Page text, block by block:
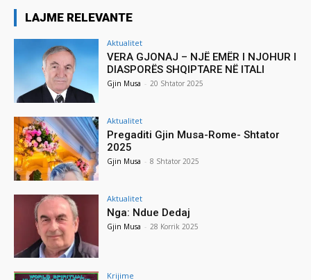
LAJME RELEVANTE
Aktualitet
VERA GJONAJ – NJË EMËR I NJOHUR I
DIASPORËS SHQIPTARE NË ITALI
Gjin Musa - 20 Shtator 2025
Aktualitet
Pregaditi Gjin Musa-Rome- Shtator
2025
Gjin Musa - 8 Shtator 2025
Aktualitet
Nga: Ndue Dedaj
Gjin Musa - 28 Korrik 2025
Krijime